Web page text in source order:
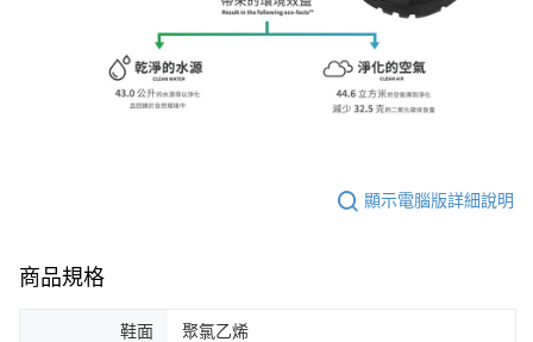
顯示電腦版詳細說明
商品規格
鞋面 聚氯乙烯